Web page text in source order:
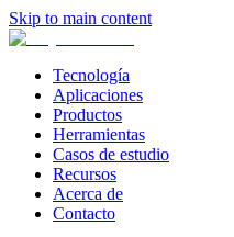
Skip to main content
Tecnología
Aplicaciones
Productos
Herramientas
Casos de estudio
Recursos
Acerca de
Contacto